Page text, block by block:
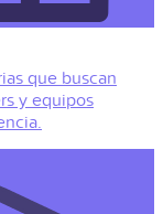
que buscan
y equipos